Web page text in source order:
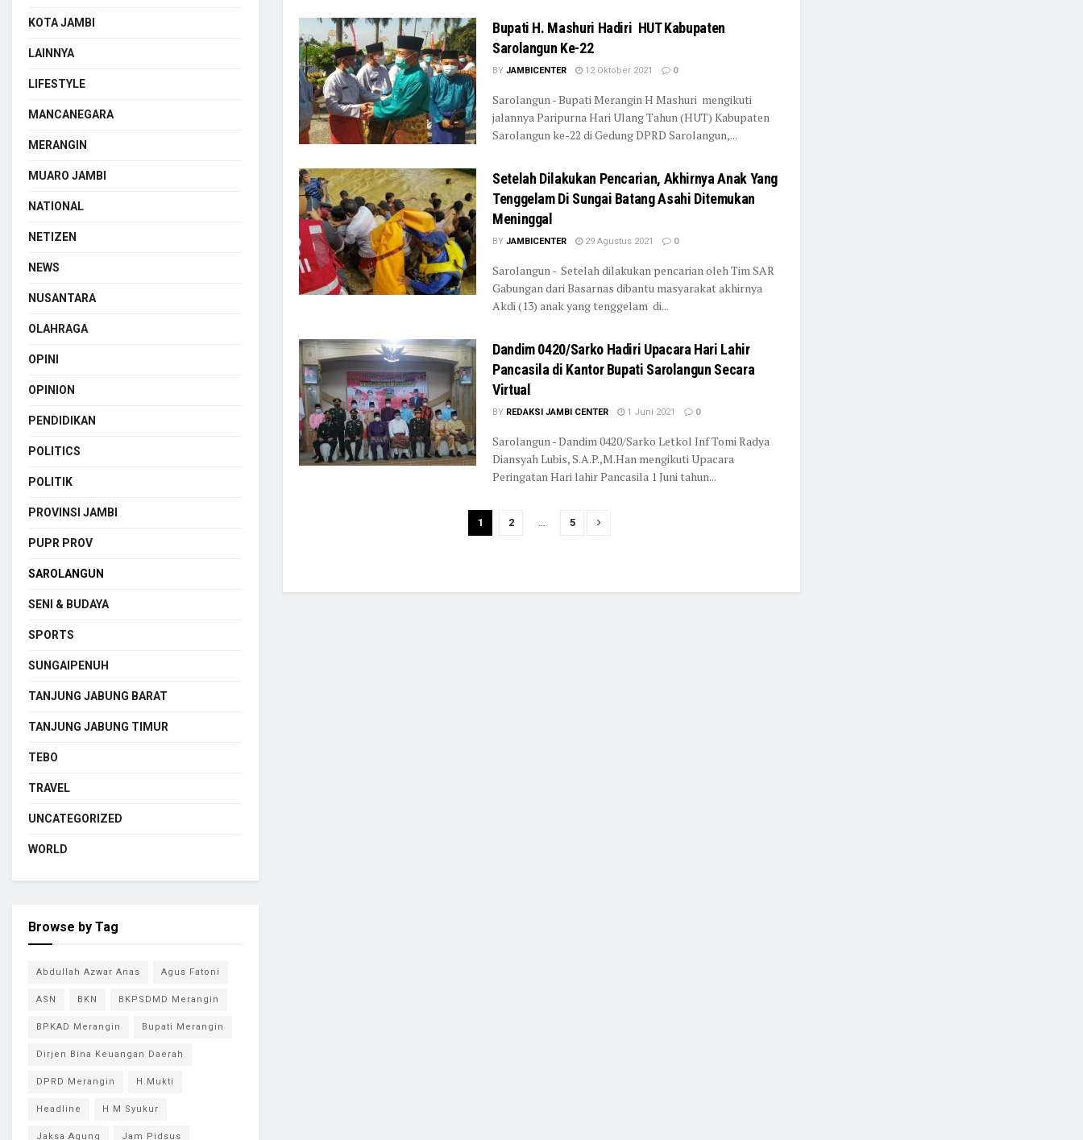
Bupati H. Mashuri Hadiri HUT Kabupaten
Sarolangun Ke-22
BY JAMBICENTER 12 Oktober 2021 0
Sarolangun - Bupati Merangin H Mashuri mengikuti
jalannya Paripurna Hari Ulang Tahun (HUT) Kabupaten
Sarolangun ke-22 di Gedung DPRD Sarolangun,...
Setelah Dilakukan Pencarian, Akhirnya Anak Yang
Tenggelam Di Sungai Batang Asahi Ditemukan
Meninggal
BY JAMBICENTER 29 Agustus 2021 0
Sarolangun - Setelah dilakukan pencarian oleh Tim SAR
Gabungan dari Basarnas dibantu masyarakat akhirnya
Akdi (13) anak yang tenggelam di...
Dandim 0420/Sarko Hadiri Upacara Hari Lahir
Pancasila di Kantor Bupati Sarolangun Secara
Virtual
BY REDAKSI JAMBI CENTER 1 Juni 2021 0
Sarolangun - Dandim 0420/Sarko Letkol Inf Tomi Radya
Diansyah Lubis, S.A.P.,M.Han mengikuti Upacara
Peringatan Hari lahir Pancasila 1 Juni tahun...
1 2 5
KOTA JAMBI
LAINNYA
LIFESTYLE
MANCANEGARA
MERANGIN
MUARO JAMBI
NATIONAL
NETIZEN
NEWS
NUSANTARA
OLAHRAGA
OPINI
OPINION
PENDIDIKAN
POLITICS
POLITIK
PROVINSI JAMBI
PUPR PROV
SAROLANGUN
SENI & BUDAYA
SPORTS
SUNGAIPENUH
TANJUNG JABUNG BARAT
TANJUNG JABUNG TIMUR
TEBO
TRAVEL
UNCATEGORIZED
WORLD
Browse by Tag
Abdullah Azwar Anas Agus Fatoni
ASN BKN BKPSDMD Merangin
BPKAD Merangin Bupati Merangin
Dirjen Bina Keuangan Daerah
DPRD Merangin H.Mukti
Headline H M Syukur
Jaksa Agung Jam Pidsus